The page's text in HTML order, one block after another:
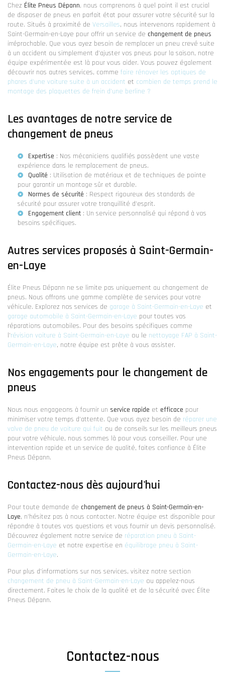
Chez Élite Pneus Dépann, nous comprenons à quel point il est crucial
de disposer de pneus en parfait état pour assurer votre sécurité sur la
route. Situés à proximité de Versailles, nous intervenons rapidement à
Saint-Germain-en-Laye pour offrir un service de changement de pneus
irréprochable. Que vous ayez besoin de remplacer un pneu crevé suite
à un accident ou simplement d'ajuster vos pneus pour la saison, notre
équipe expérimentée est là pour vous aider. Vous pouvez également
découvrir nos autres services, comme faire rénover les optiques de
phares d'une voiture suite à un accident et combien de temps prend le
montage des plaquettes de frein d'une berline ?
Les avantages de notre service de
changement de pneus
Expertise : Nos mécaniciens qualifiés possèdent une vaste
expérience dans le remplacement de pneus.
Qualité : Utilisation de matériaux et de techniques de pointe
pour garantir un montage sûr et durable.
Normes de sécurité : Respect rigoureux des standards de
sécurité pour assurer votre tranquillité d'esprit.
Engagement client : Un service personnalisé qui répond à vos
besoins spécifiques.
Autres services proposés à Saint-Germain-
en-Laye
Élite Pneus Dépann ne se limite pas uniquement au changement de
pneus. Nous offrons une gamme complète de services pour votre
véhicule. Explorez nos services de garage à Saint-Germain-en-Laye et
garage automobile à Saint-Germain-en-Laye pour toutes vos
réparations automobiles. Pour des besoins spécifiques comme
l'révision voiture à Saint-Germain-en-Laye ou le nettoyage FAP à Saint-
Germain-en-Laye, notre équipe est prête à vous assister.
Nos engagements pour le changement de
pneus
Nous nous engageons à fournir un service rapide et efficace pour
minimiser votre temps d'attente. Que vous ayez besoin de réparer une
valve de pneu de voiture qui fuit ou de conseils sur les meilleurs pneus
pour votre véhicule, nous sommes là pour vous conseiller. Pour une
intervention rapide et un service de qualité, faites confiance à Élite
Pneus Dépann.
Contactez-nous dès aujourd'hui
Pour toute demande de changement de pneus à Saint-Germain-en-
Laye, n'hésitez pas à nous contacter. Notre équipe est disponible pour
répondre à toutes vos questions et vous fournir un devis personnalisé.
Découvrez également notre service de réparation pneu à Saint-
Germain-en-Laye et notre expertise en équilibrage pneu à Saint-
Germain-en-Laye.
Pour plus d'informations sur nos services, visitez notre section
changement de pneu à Saint-Germain-en-Laye ou appelez-nous
directement. Faites le choix de la qualité et de la sécurité avec Élite
Pneus Dépann.
Contactez-nous